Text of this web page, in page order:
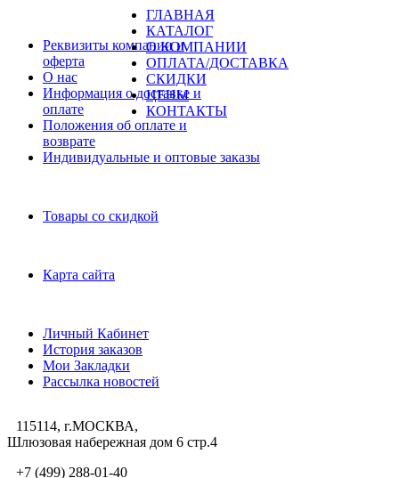
ГЛАВНАЯ
КАТАЛОГ
О КОМПАНИИ
ОПЛАТА/ДОСТАВКА
СКИДКИ
ЦЕНЫ
КОНТАКТЫ
Реквизиты компании и
оферта
О нас
Информация о доставке и
оплате
Положения об оплате и
возврате
Индивидуальные и оптовые заказы
Товары со скидкой
Карта сайта
Личный Кабинет
История заказов
Мои Закладки
Рассылка новостей
115114, г.МОСКВА,
Шлюзовая набережная дом 6 стр.4
+7 (499) 288-01-40